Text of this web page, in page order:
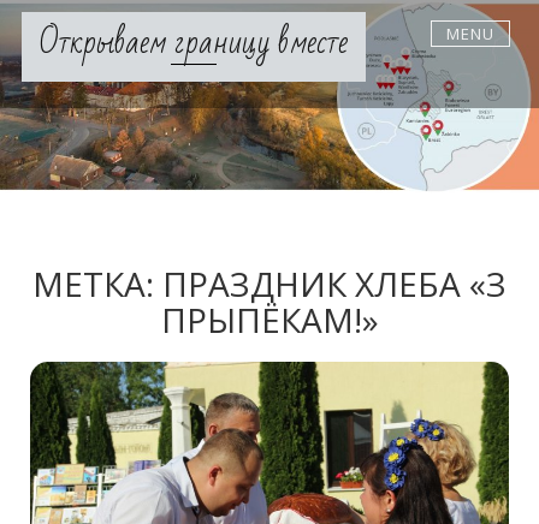
Skip
contentОткрываем границу вместе MENU
МЕТКА: ПРАЗДНИК ХЛЕБА «З
ПРЫПЁКАМ!»